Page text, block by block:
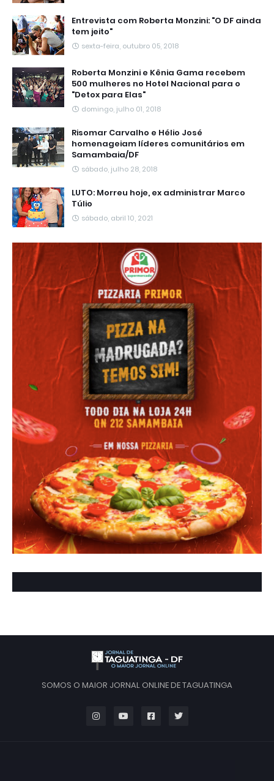
Entrevista com Roberta Monzini: "O DF ainda
tem jeito"
sexta-feira, outubro 05, 2018
Roberta Monzini e Kênia Gama recebem
500 mulheres no Hotel Nacional para o
"Detox para Elas"
domingo, julho 01, 2018
Risomar Carvalho e Hélio José
homenageiam líderes comunitários em
Samambaia/DF
sábado, julho 28, 2018
LUTO: Morreu hoje, ex administrar Marco
Túlio
sábado, abril 10, 2021
SOMOS O MAIOR JORNAL ONLINE DE TAGUATINGA